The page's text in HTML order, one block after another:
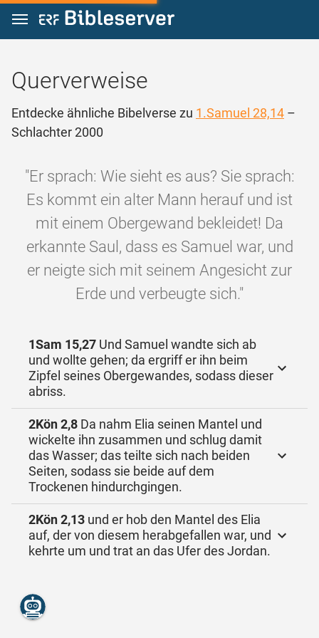
Zum Inhalt springen
Querverweise
Entdecke ähnliche Bibelverse zu 1.Samuel 28,14 –
Schlachter 2000
"Er sprach: Wie sieht es aus? Sie sprach:
Es kommt ein alter Mann herauf und ist
mit einem Obergewand bekleidet! Da
erkannte Saul, dass es Samuel war, und
er neigte sich mit seinem Angesicht zur
Erde und verbeugte sich."
1Sam 15,27 Und Samuel wandte sich ab
und wollte gehen; da ergriff er ihn beim
Zipfel seines Obergewandes, sodass dieser
abriss.
2Kön 2,8 Da nahm Elia seinen Mantel und
wickelte ihn zusammen und schlug damit
das Wasser; das teilte sich nach beiden
Seiten, sodass sie beide auf dem
Trockenen hindurchgingen.
2Kön 2,13 und er hob den Mantel des Elia
auf, der von diesem herabgefallen war, und
kehrte um und trat an das Ufer des Jordan.